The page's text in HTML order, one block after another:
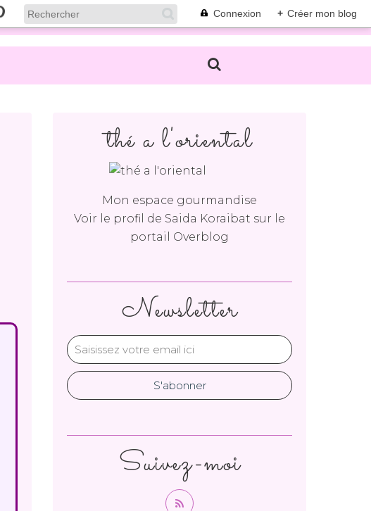
Connexion + Créer mon blog
Newsletter
thé a l'oriental
Mon espace gourmandise
Voir le profil de Saida Koraibat sur le
portail Overblog
Suivez-moi